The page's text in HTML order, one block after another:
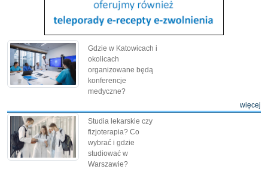
Gdzie w Katowicach i
okolicach
organizowane będą
konferencje
medyczne?
więcej
Studia lekarskie czy
fizjoterapia? Co
wybrać i gdzie
studiować w
Warszawie?